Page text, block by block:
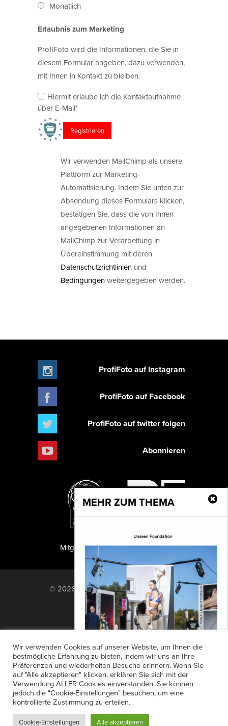
Monatlich
Erlaubnis zum Marketing
ProfiFoto wird die Informationen, die Sie in
diesem Formular angeben, dazu verwenden,
mit Ihnen in Kontakt zu bleiben.
Hiermit erlaube ich die Kontaktaufnahme
über E-Mail*
Wir verwenden MailChimp als unsere
Plattform zur Marketing-
Automatisierung. Indem Sie unten zur
Absendung dieses Formulars klicken,
bestätigen Sie, dass die von Ihnen
angegebenen Informationen an
MailChimp zur Verarbeitung in
Übereinstimmung mit deren
Datenschutzrichtlinien und
Bedingungenweitergegeben werden.
MEHR ZUM THEMA
Unseen insolvent
Der Veranstalter des renommierten
Amsterdamer Fotofestivals Unseen
musste nach Informationen der
ProfiFoto auf Instagram
ProfiFoto auf Facebook
ProfiFoto auf twitter folgen
Abonnieren
PF Publishing GmbH
Mitglied der TIPA
© 2026 PF Publishing GmbH. All rights
reserved.
Nach oben
Anzeigensuche
Shop
Zahlungsarten
Widerrufsbelehrung
Datenschutz
AGB
Newsletter-Anmeldung
Verträge hier kündigen
Mein Account
Passwort vergessen
Wir verwenden Cookies auf unserer Website, um Ihnen die
bestmögliche Erfahrung zu bieten, indem wir uns an Ihre
Präferenzen und wiederholten Besuche erinnern. Wenn Sie
auf "Alle akzeptieren" klicken, erklären Sie sich mit der
Verwendung ALLER Cookies einverstanden. Sie können
jedoch die "Cookie-Einstellungen" besuchen, um eine
kontrollierte Zustimmung zu erteilen.
Cookie-Einstellungen Alle akzeptieren